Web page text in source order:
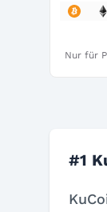
Nur für
#1